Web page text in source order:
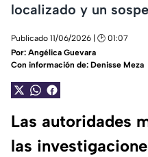
localizado y un
Publicado 11/06/2026 | 🕑 01:07
Por: Angélica Guevara
Con información de: Denisse Meza
Las autoridades
las